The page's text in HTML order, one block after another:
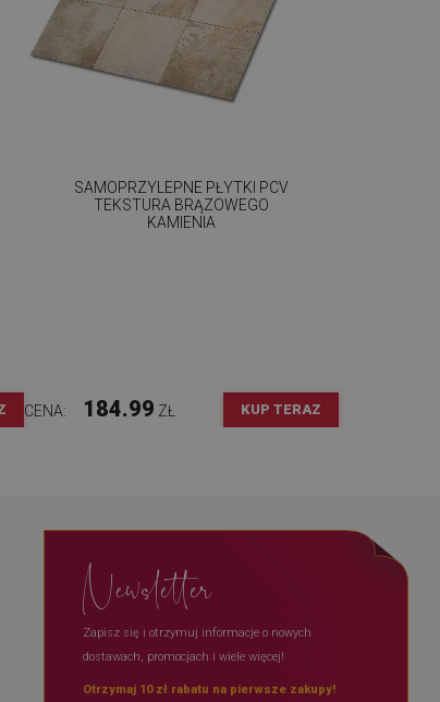
SAMOPRZYLEPNE PŁYTKI PCV
TEKSTURA BRĄZOWEGO
KAMIENIA
CENA: 184.99 ZŁ KUP TERAZ
Newsletter
Zapisz się i otrzymuj informacje o nowych
dostawach, promocjach i wiele więcej!
Otrzymaj 10 zł rabatu na pierwsze zakupy!